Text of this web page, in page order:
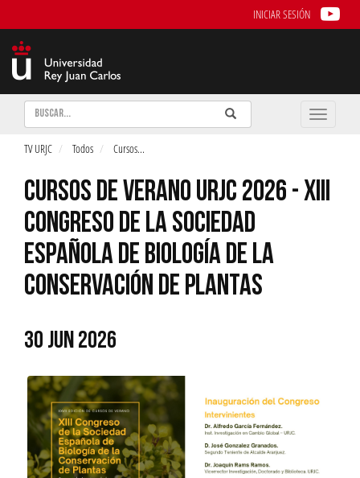
INICIAR SESIÓN
Buscar Enviar
Buscar
Toggle
TV URJC Todos Cursos...
CURSOS DE VERANO URJC 2026 - XIII
CONGRESO DE LA SOCIEDAD
ESPAÑOLA DE BIOLOGÍA DE LA
CONSERVACIÓN DE PLANTAS
30 JUN 2026